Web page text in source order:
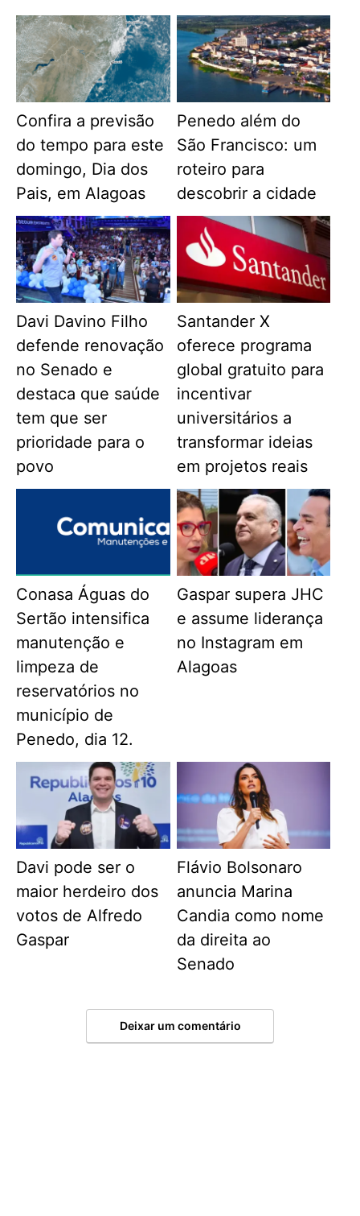
Confira a previsão
do tempo para este
domingo, Dia dos
Pais, em Alagoas
Penedo além do
São Francisco: um
roteiro para
descobrir a cidade
Davi Davino Filho
defende renovação
no Senado e
destaca que saúde
tem que ser
prioridade para o
povo
Santander X
oferece programa
global gratuito para
incentivar
universitários a
transformar ideias
em projetos reais
Conasa Águas do
Sertão intensifica
manutenção e
limpeza de
reservatórios no
município de
Penedo, dia 12.
Gaspar supera JHC
e assume liderança
no Instagram em
Alagoas
Davi pode ser o
maior herdeiro dos
votos de Alfredo
Gaspar
Flávio Bolsonaro
anuncia Marina
Candia como nome
da direita ao
Senado
Deixar um comentário